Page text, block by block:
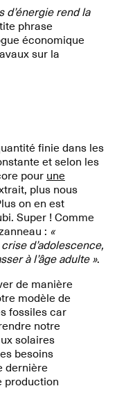
d’énergie rend la
phrase
économique
sur la
finie dans les
et selon les
pour une
plus nous
on en est
Super ! Comme
: «
d’adolescence,
à l’âge adulte ».
de manière
modèle de
fossiles car
notre
solaires
besoins
dernière
production